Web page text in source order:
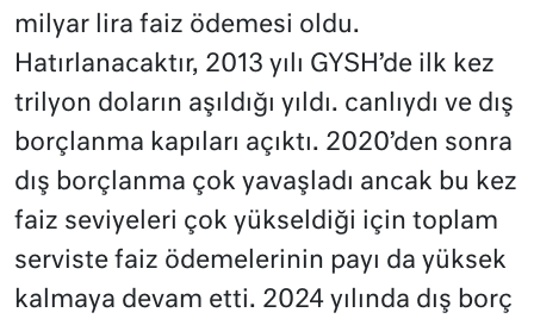
milyar lira faiz ödemesi oldu.
Hatırlanacaktır, 2013 yılı GYSH’de ilk kez
trilyon doların aşıldığı yıldı. canlıydı ve dış
borçlanma kapıları açıktı. 2020’den sonra
dış borçlanma çok yavaşladı ancak bu kez
faiz seviyeleri çok yükseldiği için toplam
serviste faiz ödemelerinin payı da yüksek
kalmaya devam etti. 2024 yılında dış borç